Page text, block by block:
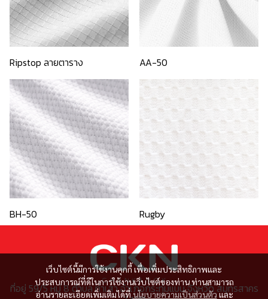
Ripstop ลายตาราง AA-50
BH-50 Rugby
เว็บไซต์นี้มีการใช้งานคุกกี้ เพื่อเพิ่มประสิทธิภาพและ
ประสบการณ์ที่ดีในการใช้งานเว็บไซต์ของท่าน ท่านสามารถ
อ่านรายละเอียดเพิ่มเติมได้ที่นโยบายความเป็นส่วนตัวและ
ที่อยู่ 59/5 หมู่ 8 ตำบล ท่าเสา อำเภอกระทุ่มแบน จังหวัด สมุทรสาคร